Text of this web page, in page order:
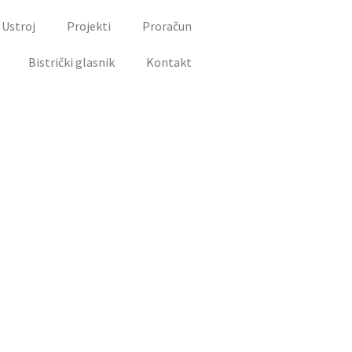
Ustroj Projekti Proračun
Bistrički glasnik Kontakt